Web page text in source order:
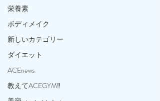
栄養素
ボディメイク
新しいカテゴリー
ダイエット
ACEnews
教えてACEGYM‼️